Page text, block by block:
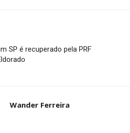
SP é recuperado pela PRF
Wander Ferreira